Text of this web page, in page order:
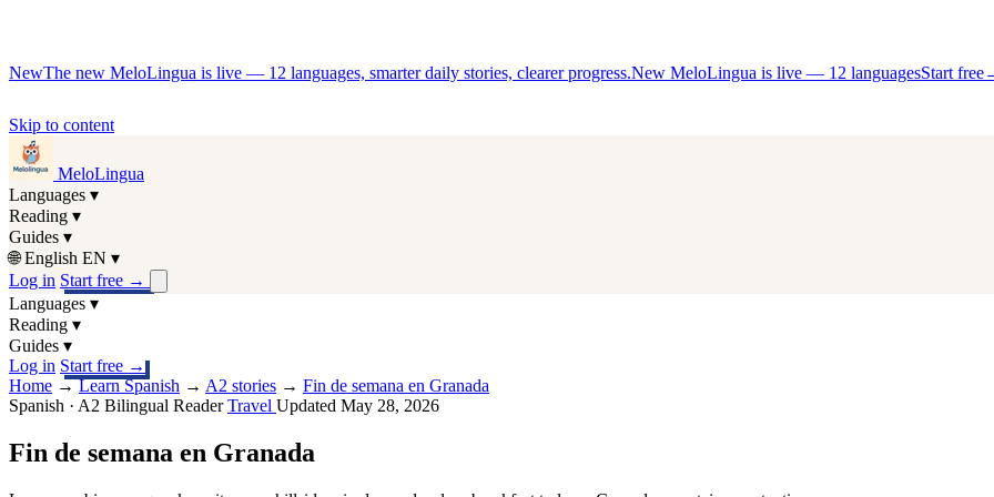
NewThe new MeloLingua is live — 12 languages, smarter daily stories, clearer progress.New MeloLingua is live — 12 languagesStart free
Skip to content
MeloLingua
Languages ▾
Reading ▾
Guides ▾
🌐 English EN ▾
Log in Start free →
Languages ▾
Reading ▾
Guides ▾
Log in Start free →
Home →Learn Spanish → A2 stories → Fin de semana en Granada
Spanish · A2 Bilingual ReaderTravel Updated May 28, 2026
Fin de semana en Granada